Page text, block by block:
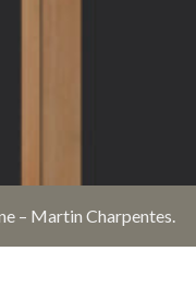
– Martin Charpentes.